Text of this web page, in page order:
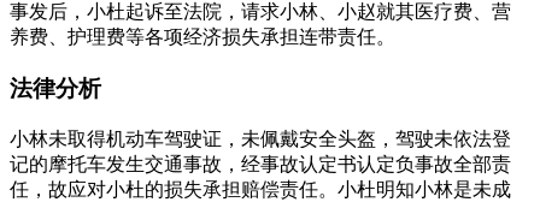
事发后，小杜起诉至法院，请求小林、小赵就其医疗费、营
养费、护理费等各项经济损失承担连带责任。
法律分析
小林未取得机动车驾驶证，未佩戴安全头盔，驾驶未依法登
记的摩托车发生交通事故，经事故认定书认定负事故全部责
任，故应对小杜的损失承担赔偿责任。小杜明知小林是未成